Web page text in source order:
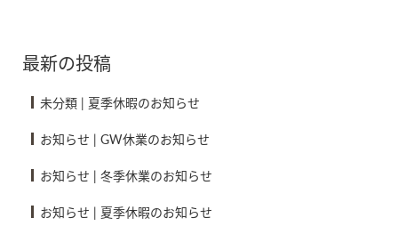
最新の投稿
未分類 | 夏季休暇のお知らせ
お知らせ | GW休業のお知らせ
お知らせ | 冬季休業のお知らせ
お知らせ | 夏季休暇のお知らせ